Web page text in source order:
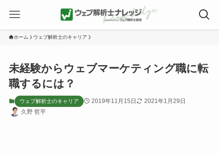
ホーム ウェブ解析士のキャリア
未経験からウェブマーケティング職に転
職するには？
ウェブ解析士のキャリア 2019年11月15日
2021年1月29日
久野 哲平